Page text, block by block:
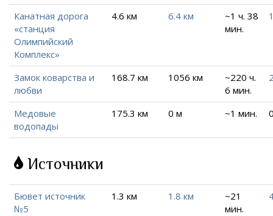
Канатная дорога
«станция
Олимпийский
Комплекс»
4.6 км 6.4 км
~1 ч. 38
мин.
Замок коварства и
любви
168.7 км 1056 км
~220 ч.
6 мин.
Медовые
водопады
175.3 км 0 м ~1 мин.
Источники
Бювет источник
№5
1.3 км 1.8 км
~21
мин.